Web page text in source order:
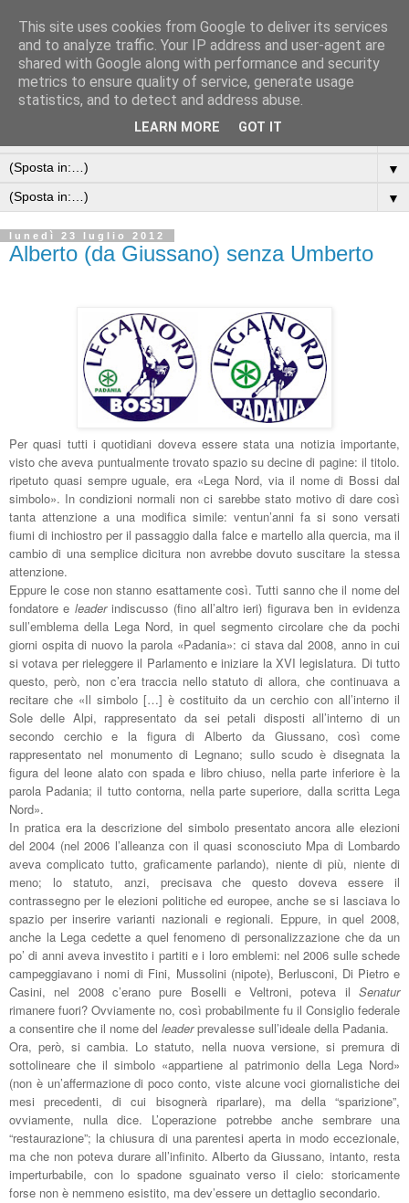
▼
▼
lunedì 23 luglio 2012
Alberto (da Giussano) senza Umberto
Per quasi tutti i quotidiani doveva essere stata una notizia importante,
visto che aveva puntualmente trovato spazio su decine di pagine: il titolo.
ripetuto quasi sempre uguale, era «Lega Nord, via il nome di Bossi dal
simbolo». In condizioni normali non ci sarebbe stato motivo di dare così
tanta attenzione a una modifica simile: ventun’anni fa si sono versati
fiumi di inchiostro per il passaggio dalla falce e martello alla quercia, ma il
cambio di una semplice dicitura non avrebbe dovuto suscitare la stessa
attenzione.
Eppure le cose non stanno esattamente così. Tutti sanno che il nome del
fondatore e leaderindiscusso (fino all’altro ieri) figurava ben in evidenza
sull’emblema della Lega Nord, in quel segmento circolare che da pochi
giorni ospita di nuovo la parola «Padania»: ci stava dal 2008, anno in cui
si votava per rieleggere il Parlamento e iniziare la XVI legislatura. Di tutto
questo, però, non c’era traccia nello statuto di allora, che continuava a
recitare che «Il simbolo […] è costituito da un cerchio con all’interno il
Sole delle Alpi, rappresentato da sei petali disposti all’interno di un
secondo cerchio e la figura di Alberto da Giussano, così come
rappresentato nel monumento di Legnano; sullo scudo è disegnata la
figura del leone alato con spada e libro chiuso, nella parte inferiore è la
parola Padania; il tutto contorna, nella parte superiore, dalla scritta Lega
Nord».
In pratica era la descrizione del simbolo presentato ancora alle elezioni
del 2004 (nel 2006 l’alleanza con il quasi sconosciuto Mpa di Lombardo
aveva complicato tutto, graficamente parlando), niente di più, niente di
meno; lo statuto, anzi, precisava che questo doveva essere il
contrassegno per le elezioni politiche ed europee, anche se si lasciava lo
spazio per inserire varianti nazionali e regionali. Eppure, in quel 2008,
anche la Lega cedette a quel fenomeno di personalizzazione che da un
po’ di anni aveva investito i partiti e i loro emblemi: nel 2006 sulle schede
campeggiavano i nomi di Fini, Mussolini (nipote), Berlusconi, Di Pietro e
Casini, nel 2008 c’erano pure Boselli e Veltroni, poteva il Senatur
rimanere fuori? Ovviamente no, così probabilmente fu il Consiglio federale
a consentire che il nome del leaderprevalesse sull’ideale della Padania.
Ora, però, si cambia. Lo statuto, nella nuova versione, si premura di
sottolineare che il simbolo «appartiene al patrimonio della Lega Nord»
(non è un’affermazione di poco conto, viste alcune voci giornalistiche dei
mesi precedenti, di cui bisognerà riparlare), ma della “sparizione”,
ovviamente, nulla dice. L’operazione potrebbe anche sembrare una
“restaurazione”; la chiusura di una parentesi aperta in modo eccezionale,
ma che non poteva durare all’infinito. Alberto da Giussano, intanto, resta
imperturbabile, con lo spadone sguainato verso il cielo: storicamente
forse non è nemmeno esistito, ma dev’essere un dettaglio secondario.
This site uses cookies from Google to deliver its services
and to analyze traffic. Your IP address and user-agent are
shared with Google along with performance and security
metrics to ensure quality of service, generate usage
statistics, and to detect and address abuse.
LEARN MORE GOT IT